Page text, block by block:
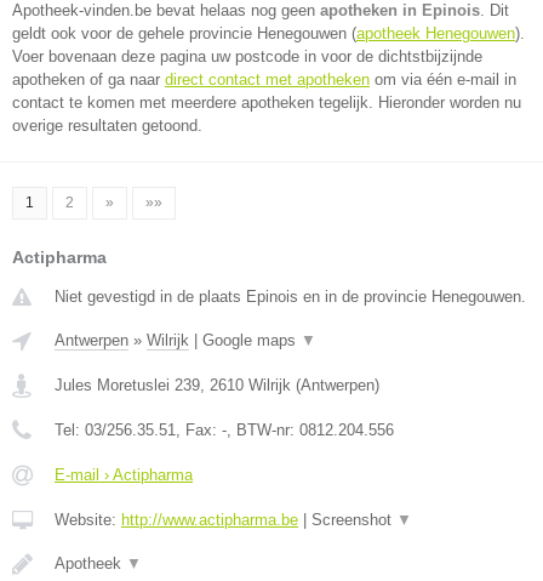
Apotheek-vinden.be bevat helaas nog geen apotheken in Epinois. Dit
geldt ook voor de gehele provincie Henegouwen (apotheek Henegouwen).
Voer bovenaan deze pagina uw postcode in voor de dichtstbijzijnde
apotheken of ga naar direct contact met apotheken om via één e-mail in
contact te komen met meerdere apotheken tegelijk. Hieronder worden nu
overige resultaten getoond.
1 2 » »»
Actipharma
Niet gevestigd in de plaats Epinois en in de provincie Henegouwen.
Antwerpen » Wilrijk Google maps ▼
Jules Moretuslei 239, 2610 Wilrijk (Antwerpen)
Tel: 03/256.35.51, Fax: -, BTW-nr: 0812.204.556
E-mail › Actipharma
Website: http://www.actipharma.be Screenshot ▼
Apotheek ▼